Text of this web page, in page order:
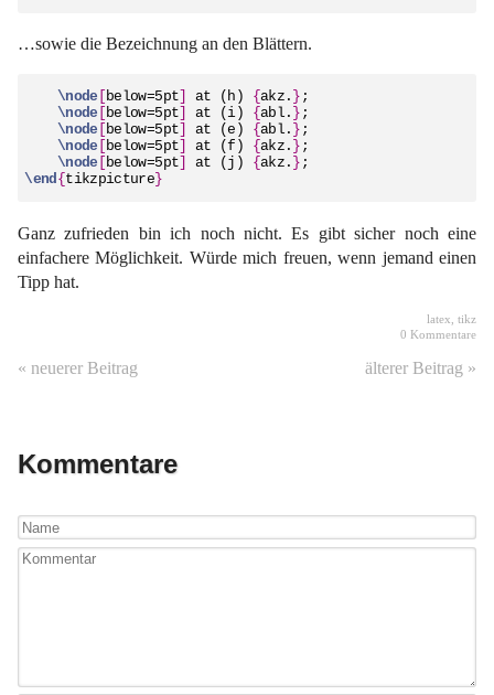
…sowie die Bezeichnung an den Blättern.
\node below=5pt at (h) {akz. } ;
\node below=5pt at (i) {abl. } ;
\node below=5pt at (e) {abl. } ;
\node below=5pt at (f) {akz. } ;
\node below=5pt at (j) {akz. }
\end{ tikzpicture }
Ganz zufrieden bin ich noch nicht. Es gibt sicher noch eine
einfachere Möglichkeit. Würde mich freuen, wenn jemand einen
Tipp hat.
latex tikz
0 Kommentare
« neuerer Beitrag älterer Beitrag »
Kommentare